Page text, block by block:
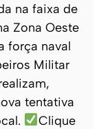
na faixa de
Zona Oeste
força naval
Militar
tentativa
Clique